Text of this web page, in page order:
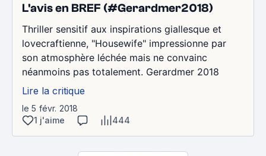
L'avis en BREF (#Gerardmer2018)
Thriller sensitif aux inspirations giallesque et
lovecraftienne, "Housewife" impressionne par
son atmosphère léchée mais ne convainc
néanmoins pas totalement. Gerardmer 2018
Lire la critique
le 5 févr. 2018
1 j'aime
444